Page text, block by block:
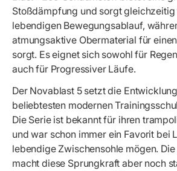
Stoßdämpfung und sorgt gleichzeitig
lebendigen Bewegungsablauf,
atmungsaktive Obermaterial für
sorgt. Es eignet sich sowohl für
auch für Progressiver Läufe.
Der Novablast 5 setzt die
beliebtesten modernen
Die Serie ist bekannt für ihren
und war schon immer ein Favorit bei
lebendige Zwischensohle mögen.
macht diese Sprungkraft aber noch